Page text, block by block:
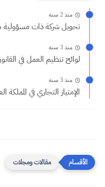
منذ 2 سنة
تحويل شركة ذات
منذ 3 سنة
لوائح تنظيم العمل في
منذ 3 سنة
الإمتياز التجاري في المملكة
مقالات ومجلات